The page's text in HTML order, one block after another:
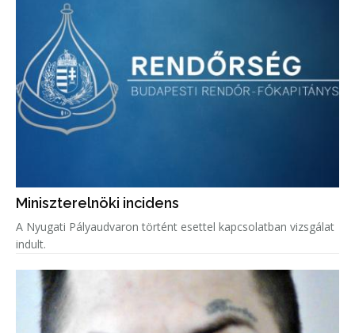
Miniszterelnöki incidens
A Nyugati Pályaudvaron történt esettel kapcsolatban vizsgálat
indult.